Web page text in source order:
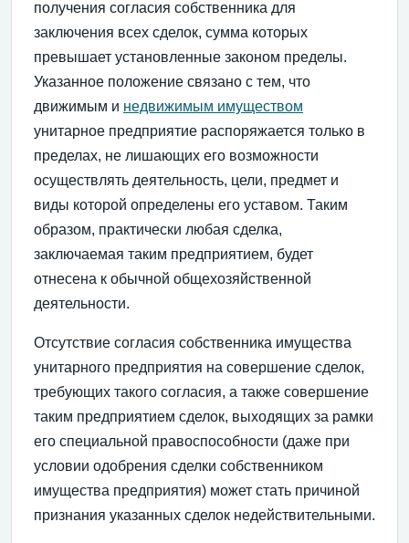
получения согласия собственника для
заключения всех сделок, сумма которых
превышает установленные законом пределы.
Указанное положение связано с тем, что
движимым и недвижимым имуществом
унитарное предприятие распоряжается только в
пределах, не лишающих его возможности
осуществлять деятельность, цели, предмет и
виды которой определены его уставом. Таким
образом, практически любая сделка,
заключаемая таким предприятием, будет
отнесена к обычной общехозяйственной
деятельности.
Отсутствие согласия собственника имущества
унитарного предприятия на совершение сделок,
требующих такого согласия, а также совершение
таким предприятием сделок, выходящих за рамки
его специальной правоспособности (даже при
условии одобрения сделки собственником
имущества предприятия) может стать причиной
признания указанных сделок недействительными.